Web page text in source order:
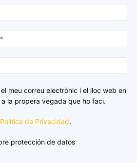
meu correu electrònic i el lloc web en
la propera vegada que ho faci.
Política de Privacidad.
protección de datos